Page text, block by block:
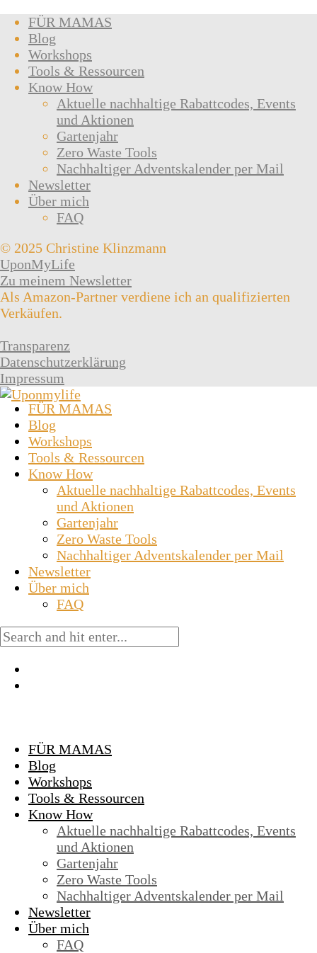
FÜR MAMAS
Blog
Workshops
Tools & Ressourcen
Know How
Aktuelle nachhaltige Rabattcodes, Events
und Aktionen
Gartenjahr
Zero Waste Tools
Nachhaltiger Adventskalender per Mail
Newsletter
Über mich
FAQ
© 2025 Christine Klinzmann
UponMyLife
Zu meinem Newsletter
Als Amazon-Partner verdiene ich an qualifizierten
Verkäufen.
Transparenz
Datenschutzerklärung
Impressum
FÜR MAMAS
Blog
Workshops
Tools & Ressourcen
Know How
Aktuelle nachhaltige Rabattcodes, Events
und Aktionen
Gartenjahr
Zero Waste Tools
Nachhaltiger Adventskalender per Mail
Newsletter
Über mich
FAQ
FÜR MAMAS
Blog
Workshops
Tools & Ressourcen
Know How
Aktuelle nachhaltige Rabattcodes, Events
und Aktionen
Gartenjahr
Zero Waste Tools
Nachhaltiger Adventskalender per Mail
Newsletter
Über mich
FAQ